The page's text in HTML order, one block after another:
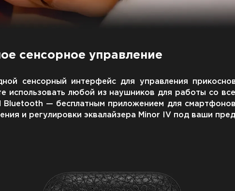
сенсорное управление
сенсорный интерфейс для управления
использовать любой из наушников для работы со
Bluetooth — бесплатным приложением для
и регулировки эквалайзера Minor IV под ваши